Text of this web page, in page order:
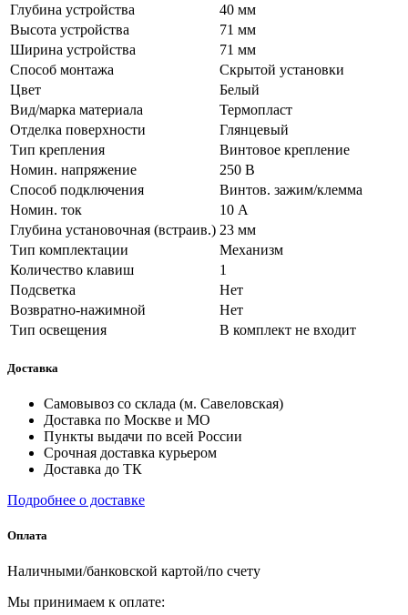
Глубина устройства
40 мм
Высота устройства
71 мм
Ширина устройства
71 мм
Способ монтажа
Скрытой установки
Цвет
Белый
Вид/марка материала
Термопласт
Отделка поверхности
Глянцевый
Тип крепления
Винтовое крепление
Номин. напряжение
250 В
Способ подключения
Винтов. зажим/клемма
Номин. ток
10 А
Глубина установочная (встраив.) 23 мм
Тип комплектации
Механизм
Количество клавиш
1
Подсветка
Нет
Возвратно-нажимной
Нет
Тип освещения
В комплект не входит
Доставка
Самовывоз со склада (м. Савеловская)
Доставка по Москве и МО
Пункты выдачи по всей России
Срочная доставка курьером
Доставка до ТК
Подробнее о доставке
Оплата
Наличными/банковской картой/по счету
Мы принимаем к оплате: